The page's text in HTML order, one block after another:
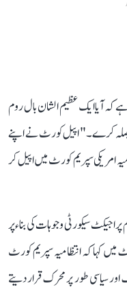
کہ آیا ایک عظیم الشان بال روم
فیصلہ کرے۔" اپیل کورٹ نے اپنے
امریکی سپریم کورٹ میں اپیل کر
سیکورٹی وجوہات کی بناء پر
کہا کہ انتظامیہ سپریم کورٹ
سیاسی طور پر محرک قرار دیتے